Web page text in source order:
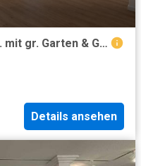
Charmante DHH stilvoll renov. mit gr. Garten & Garage
Details ansehen